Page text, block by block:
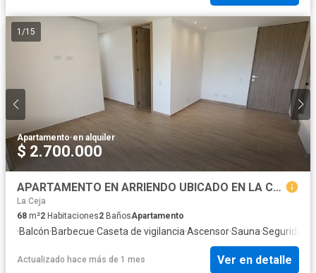
1 /15
Apartamento·en alquiler
$ 2.700.000
APARTAMENTO EN ARRIENDO UBICADO EN LA CEJA SECTOR DON DIEGO
La Ceja
68 m²2 Habitaciones2 BañosApartamento
·Balcón·Barbecue·Caseta de vigilancia·Ascensor·Sauna·Seguridad
Actualizado hace más de 1 mes Ver en detalle